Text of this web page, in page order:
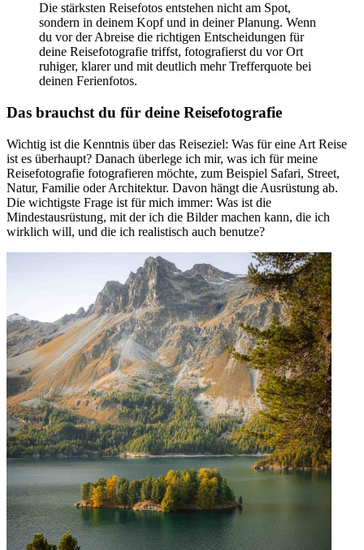
Die stärksten Reisefotos entstehen nicht am Spot,
sondern in deinem Kopf und in deiner Planung. Wenn
du vor der Abreise die richtigen Entscheidungen für
deine Reisefotografie triffst, fotografierst du vor Ort
ruhiger, klarer und mit deutlich mehr Trefferquote bei
deinen Ferienfotos.
Das brauchst du für deine Reisefotografie
Wichtig ist die Kenntnis über das Reiseziel: Was für eine Art Reise
ist es überhaupt? Danach überlege ich mir, was ich für meine
Reisefotografie fotografieren möchte, zum Beispiel Safari, Street,
Natur, Familie oder Architektur. Davon hängt die Ausrüstung ab.
Die wichtigste Frage ist für mich immer: Was ist die
Mindestausrüstung, mit der ich die Bilder machen kann, die ich
wirklich will, und die ich realistisch auch benutze?